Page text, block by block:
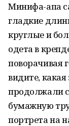
Минифа-апа
гладкие
круглые и
одета в
поворачивая
видите,
продолжали
бумажную
портрета на